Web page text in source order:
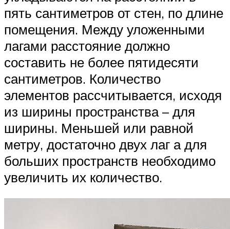
пять сантиметров от стен, по длине
помещения. Между уложенными
лагами расстояние должно
составить не более пятидесяти
сантиметров. Количество
элементов рассчитывается, исходя
из ширины пространства – для
ширины. Меньшей или равной
метру, достаточно двух лаг а для
больших пространств необходимо
увеличить их количество.